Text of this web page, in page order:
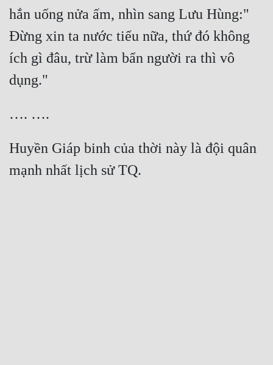
hắn uống nửa ấm, nhìn sang Lưu Hùng:"
Đừng xin ta nước tiểu nữa, thứ đó không
ích gì đâu, trừ làm bẩn người ra thì vô
Huyền Giáp binh của thời này là đội quân